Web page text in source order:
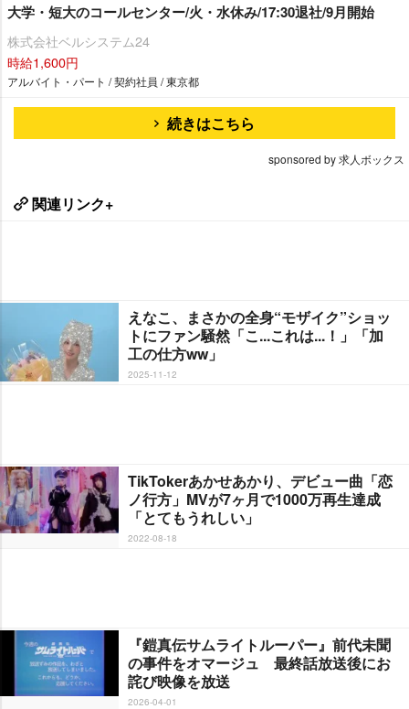
大学・短大のコールセンター/火・水休み/17:30退社/9月開始
株式会社ベルシステム24
時給1,600円
アルバイト・パート / 契約社員 / 東京都
続きはこちら
sponsored by 求人ボックス
関連リンク+
えなこ、まさかの全身“モザイク”ショッ
トにファン騒然「こ...これは...！」「加
工の仕方ww」
2025-11-12
TikTokerあかせあかり、デビュー曲「恋
ノ行方」MVが7ヶ月で1000万再生達成
「とてもうれしい」
2022-08-18
『鎧真伝サムライトルーパー』前代未聞
の事件をオマージュ 最終話放送後にお
詫び映像を放送
2026-04-01